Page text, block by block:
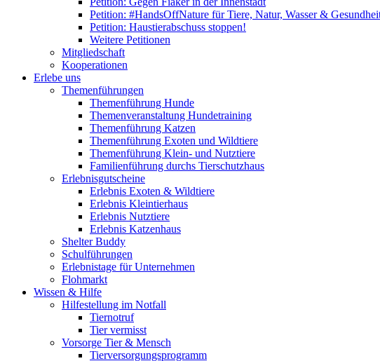
Petition: #HandsOffNature für Tiere, Natur, Wasser &
Petition: Haustierabschuss stoppen!
Weitere Petitionen
Mitgliedschaft
Kooperationen
Erlebe uns
Themenführungen
Themenführung Hunde
Themenveranstaltung Hundetraining
Themenführung Katzen
Themenführung Exoten und Wildtiere
Themenführung Klein- und Nutztiere
Familienführung durchs Tierschutzhaus
Erlebnisgutscheine
Erlebnis Exoten & Wildtiere
Erlebnis Kleintierhaus
Erlebnis Nutztiere
Erlebnis Katzenhaus
Shelter Buddy
Schulführungen
Erlebnistage für Unternehmen
Flohmarkt
Wissen & Hilfe
Hilfestellung im Notfall
Tiernotruf
Tier vermisst
Vorsorge Tier & Mensch
Tierversorgungsprogramm